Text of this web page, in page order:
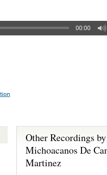
00:00
Other Recordings
Michoacanos De
Martinez